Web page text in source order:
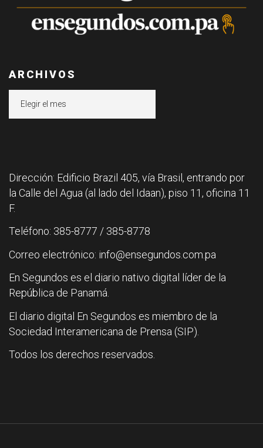
ARCHIVOS
Dirección: Edificio Brazil 405, vía Brasil, entrando por
la Calle del Agua (al lado del Idaan), piso 11, oficina 11
F.
Teléfono: 385-8777 / 385-8778
Correo electrónico: info@ensegundos.com.pa
En Segundos es el diario nativo digital líder de la
República de Panamá.
El diario digital En Segundos es miembro de la
Sociedad Interamericana de Prensa (SIP).
Todos los derechos reservados.